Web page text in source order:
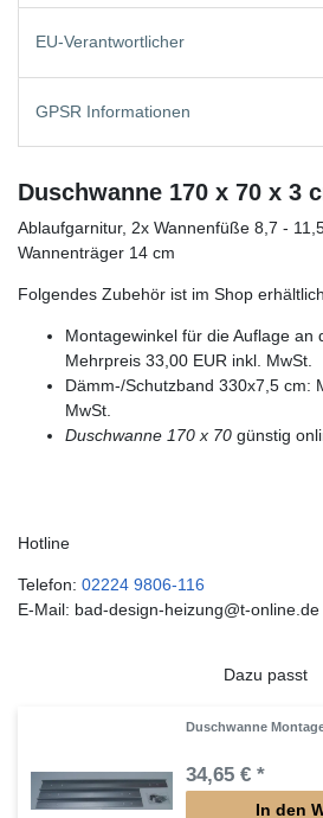
EU-Verantwortlicher
GPSR Informationen
Duschwanne 170 x 70 x 3
Ablaufgarnitur, 2x Wannenfüße 8,7 -
Wannenträger 14 cm
Folgendes Zubehör ist im Shop
Montagewinkel für die Auflage an
Mehrpreis 33,00 EUR inkl. MwSt.
Dämm-/Schutzband 330x7,5 cm:
MwSt.
Duschwanne 170 x 70 günstig
Hotline
Telefon: 02224 9806-116
E-Mail: bad-design-heizung@t-online.de
Dazu passt
Duschwanne
34,65 € *
In den